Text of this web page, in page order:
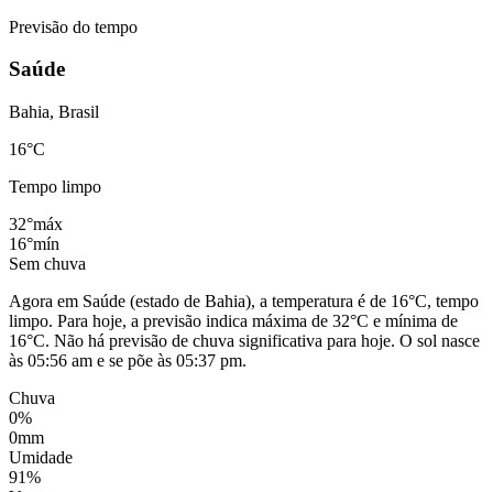
Previsão do tempo
Saúde
Bahia, Brasil
16°C
Tempo limpo
32°máx
16°mín
Sem chuva
Agora em Saúde (estado de Bahia), a temperatura é de 16°C, tempo
limpo. Para hoje, a previsão indica máxima de 32°C e mínima de
16°C. Não há previsão de chuva significativa para hoje. O sol nasce
às 05:56 am e se põe às 05:37 pm.
Chuva
0%
0mm
Umidade
91%